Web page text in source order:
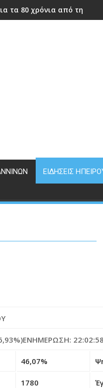
τα 80 χρόνια από την
ΕΙΔΉΣΕΙΣ
46,07%
1780